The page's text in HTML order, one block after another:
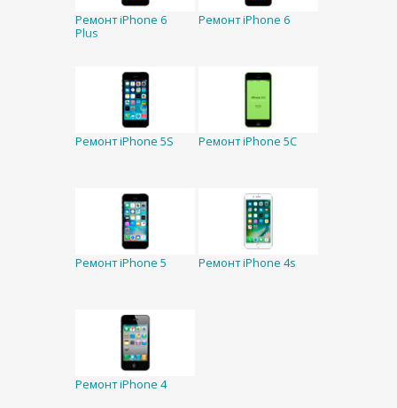
Ремонт iPhone 6
Plus
Ремонт iPhone 6
Ремонт iPhone 5S Ремонт iPhone 5C
Ремонт iPhone 5 Ремонт iPhone 4s
Ремонт iPhone 4